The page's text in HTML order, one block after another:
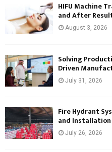
HIFU Machine
and After
August 3, 2026
Solving
Driven
July 31, 2026
Fire Hydrant
and Installation
July 26, 2026